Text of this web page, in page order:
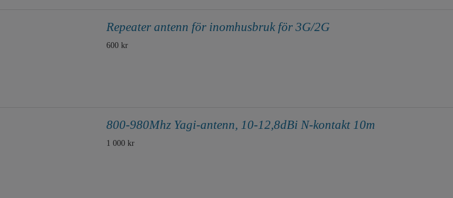
Repeater antenn för inomhusbruk för 3G/2G
600 kr
800-980Mhz Yagi-antenn, 10-12,8dBi N-kontakt 10m
1 000 kr